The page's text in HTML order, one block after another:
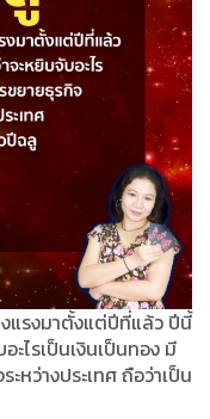
แรงมาตั้งแต่ปีที่แล้ว ปีนี้
ไรเป็นเงินเป็นทอง มี
หว่างประเทศ ถือว่าเป็น